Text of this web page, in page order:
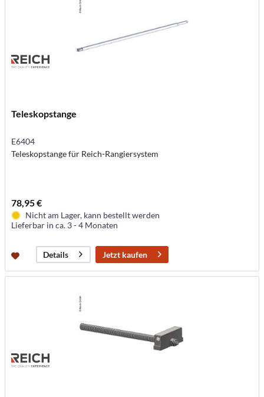
Teleskopstange
E6404
Teleskopstange für Reich-Rangiersystem
78,95 €
Nicht am Lager, kann bestellt werden
Lieferbar in ca. 3 - 4 Monaten
Details Jetzt kaufen